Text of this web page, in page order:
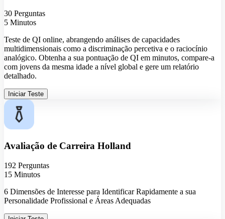
30 Perguntas
5 Minutos
Teste de QI online, abrangendo análises de capacidades
multidimensionais como a discriminação percetiva e o raciocínio
analógico. Obtenha a sua pontuação de QI em minutos, compare-a
com jovens da mesma idade a nível global e gere um relatório
detalhado.
Iniciar Teste
Avaliação de Carreira Holland
192 Perguntas
15 Minutos
6 Dimensões de Interesse para Identificar Rapidamente a sua
Personalidade Profissional e Áreas Adequadas